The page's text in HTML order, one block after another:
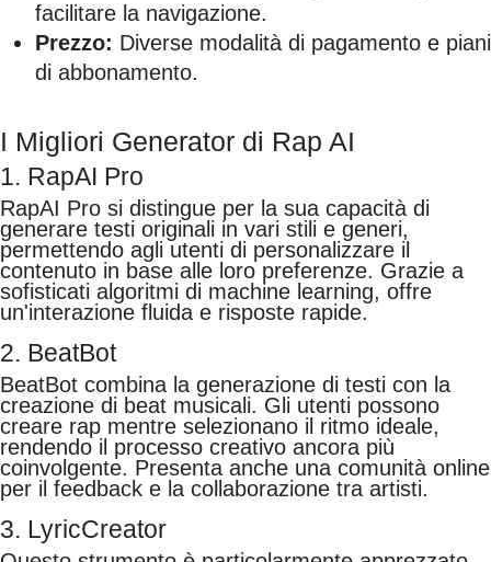
facilitare la navigazione.
Prezzo: Diverse modalità di pagamento e piani
di abbonamento.
I Migliori Generator di Rap AI
1. RapAI Pro
RapAI Pro si distingue per la sua capacità di
generare testi originali in vari stili e generi,
permettendo agli utenti di personalizzare il
contenuto in base alle loro preferenze. Grazie a
sofisticati algoritmi di machine learning, offre
un'interazione fluida e risposte rapide.
2. BeatBot
BeatBot combina la generazione di testi con la
creazione di beat musicali. Gli utenti possono
creare rap mentre selezionano il ritmo ideale,
rendendo il processo creativo ancora più
coinvolgente. Presenta anche una comunità online
per il feedback e la collaborazione tra artisti.
3. LyricCreator